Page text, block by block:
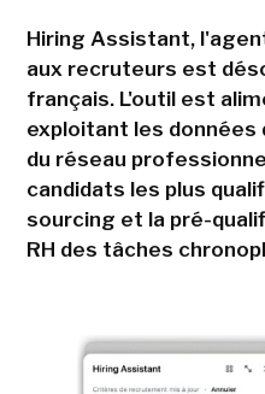
Hiring Assistant,
aux recruteurs est
français. L'outil est
exploitant les données
du réseau
candidats les plus
sourcing et la pré-
RH des tâches